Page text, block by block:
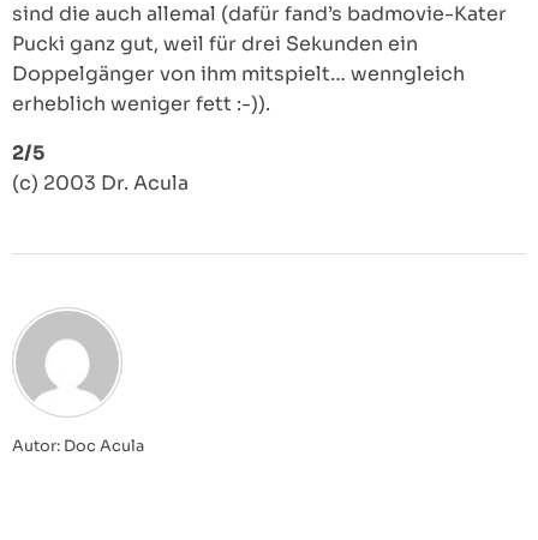
sind die auch allemal (dafür fand’s badmovie-Kater
Pucki ganz gut, weil für drei Sekunden ein
Doppelgänger von ihm mitspielt… wenngleich
erheblich weniger fett :-)).
2/5
(c) 2003 Dr. Acula
Autor: Doc Acula